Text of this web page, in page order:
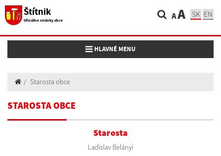
Štítnik
Oficiálne stránky obce AA SK EN
Toggle navigation
HLAVNÉ MENU
Starosta obce
STAROSTA OBCE
Starosta
Ladislav Belányi